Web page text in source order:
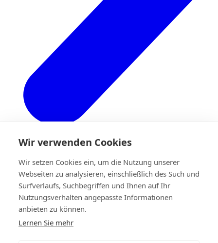
Wir verwenden Cookies
Wir setzen Cookies ein, um die Nutzung unserer
Webseiten zu analysieren, einschließlich des Such und
Surfverlaufs, Suchbegriffen und Ihnen auf Ihr
Nutzungsverhalten angepasste Informationen
anbieten zu können.
Lernen Sie mehr
Zurück
Unternehmen
Die Geschichte
Eigene forschung & entwicklung
Handwerkskunst
Qualität.
Neu Entwickelte Technologie
Nachhaltigkeit